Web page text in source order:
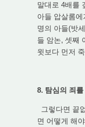
말대로 4배를
아들 압살롬
명의 아들(밧
들 암논, 셋째
윗보다 먼저
8. 탐심의 죄
그렇다면 끝
면 어떻게 해